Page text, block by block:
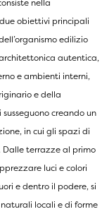
nella
obiettivi principali
edilizio
autentica,
e ambienti interni,
e della
creando un
in cui gli spazi di
Dalle terrazze al primo
luci e colori
e dentro il podere, si
locali e di forme